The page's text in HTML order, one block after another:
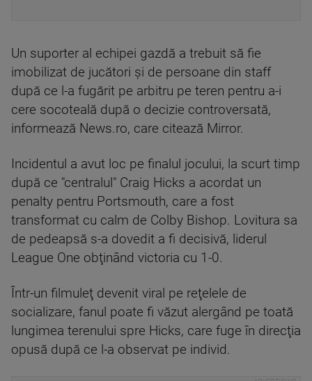
Un suporter al echipei gazdă a trebuit să fie
imobilizat de jucători şi de persoane din staff
după ce l-a fugărit pe arbitru pe teren pentru a-i
cere socoteală după o decizie controversată,
informează News.ro, care citează Mirror.
Incidentul a avut loc pe finalul jocului, la scurt timp
după ce "centralul" Craig Hicks a acordat un
penalty pentru Portsmouth, care a fost
transformat cu calm de Colby Bishop. Lovitura sa
de pedeapsă s-a dovedit a fi decisivă, liderul
League One obţinând victoria cu 1-0.
Într-un filmuleţ devenit viral pe reţelele de
socializare, fanul poate fi văzut alergând pe toată
lungimea terenului spre Hicks, care fuge în direcţia
opusă după ce l-a observat pe individ.